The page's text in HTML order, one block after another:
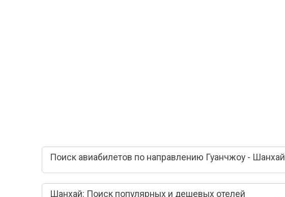
Поиск авиабилетов по направлению Гуанчжоу - Шанхай
Шанхай: Поиск популярных и дешевых отелей